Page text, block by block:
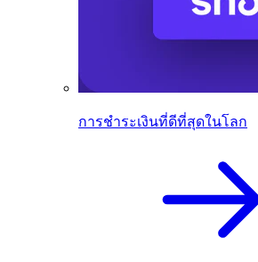
การชำระเงินที่ดีที่สุดในโลก